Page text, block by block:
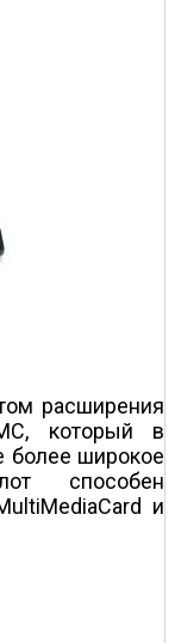
расширения
который в
более широкое
способен
и